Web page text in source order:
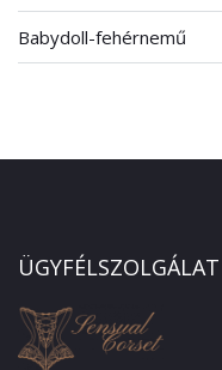
Babydoll-fehérnemű
ÜGYFÉLSZOLGÁLAT